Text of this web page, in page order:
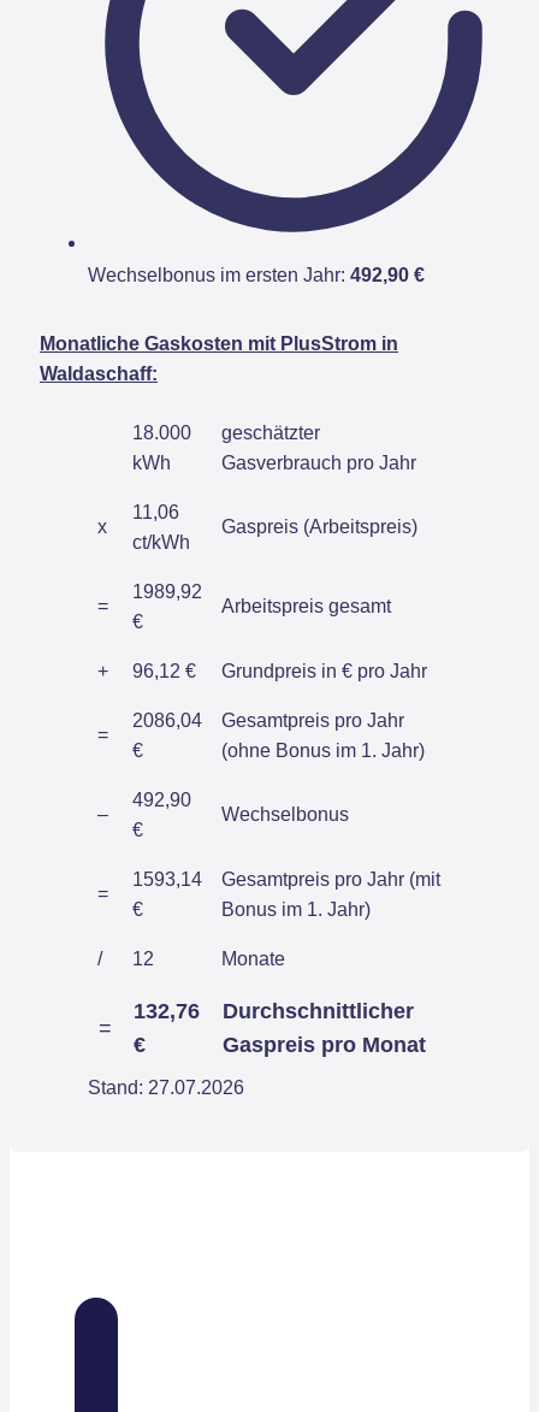
Wechselbonus im ersten Jahr: 492,90 €
Monatliche Gaskosten mit PlusStrom in
Waldaschaff:
18.000
kWh
geschätzter
Gasverbrauch pro Jahr
x
11,06
ct/kWh
Gaspreis (Arbeitspreis)
=
1989,92
€
Arbeitspreis gesamt
+ 96,12 € Grundpreis in € pro Jahr
=
2086,04
€
Gesamtpreis pro Jahr
(ohne Bonus im 1. Jahr)
–
492,90
€
Wechselbonus
=
1593,14
€
Gesamtpreis pro Jahr (mit
Bonus im 1. Jahr)
/ 12 Monate
=
132,76
€
Durchschnittlicher
Gaspreis pro Monat
Stand: 27.07.2026